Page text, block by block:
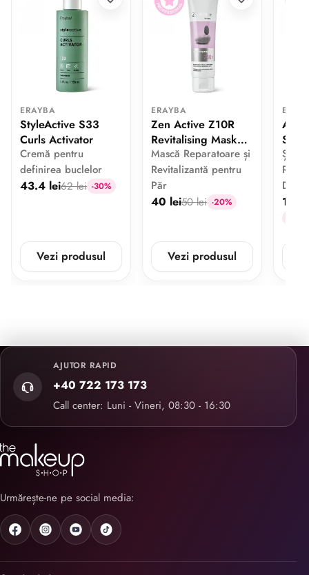
ERAYBA
StyleActive S33
Curls Activator
Cremă pentru
definirea buclelor
43.4 lei62 lei -30%
Vezi produsul
ERAYBA
Zen Active Z10R
Revitalising Mask
150 ml
Mască Reparatoare și
Revitalizantă pentru
Păr
40 lei50 lei -20%
Vezi produsul
ABH
AJUTOR RAPID
+40 722 173 173
Call center: Luni - Vineri, 08:30 - 16:30
Urmărește-ne pe social media: